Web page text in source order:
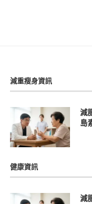
減重瘦身資訊
減
島
健康資訊
減